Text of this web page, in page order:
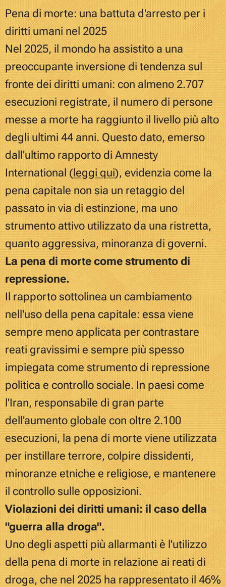
Pena di morte: una battuta d'arresto per i
diritti umani nel 2025
Nel 2025, il mondo ha assistito a una
preoccupante inversione di tendenza sul
fronte dei diritti umani: con almeno 2.707
esecuzioni registrate, il numero di persone
messe a morte ha raggiunto il livello più alto
degli ultimi 44 anni. Questo dato, emerso
dall'ultimo rapporto di Amnesty
International(leggi qui), evidenzia come la
pena capitale non sia un retaggio del
passato in via di estinzione, ma uno
strumento attivo utilizzato da una ristretta,
quanto aggressiva, minoranza di governi.
La pena di morte come strumento di
repressione.
Il rapporto sottolinea un cambiamento
nell'uso della pena capitale: essa viene
sempre meno applicata per contrastare
reati gravissimi e sempre più spesso
impiegata come strumento di repressione
politica e controllo sociale. In paesi come
l'Iran, responsabile di gran parte
dell'aumento globale con oltre 2.100
esecuzioni, la pena di morte viene utilizzata
per instillare terrore, colpire dissidenti,
minoranze etniche e religiose, e mantenere
il controllo sulle opposizioni.
Violazioni dei diritti umani: il caso della
"guerra alla droga".
Uno degli aspetti più allarmanti è l'utilizzo
della pena di morte in relazione ai reati di
droga, che nel 2025 ha rappresentato il 46%